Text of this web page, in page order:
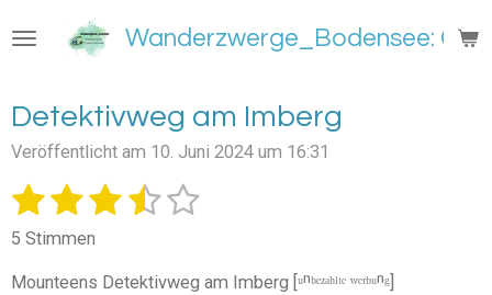
Hauptinhalt
Wanderzwerge_Bodensee:
Detektivweg am Imberg
Veröffentlicht am 10. Juni 2024 um 16:31
B
e
w
e
1
S
t
2
S
t
3
S
t
4
t
5
t
B
5 Stimmen
Mounteens Detektivweg am Imberg [ᵘⁿᵇᵉᶻᵃʰˡᵗᵉ ʷᵉʳᵇᵘⁿᵍ]